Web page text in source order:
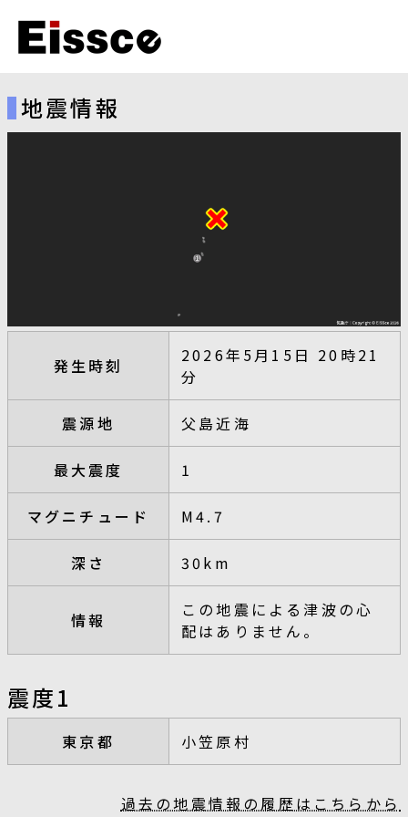
地震情報
発生時刻
2026年5月15日 20時21
分
震源地 父島近海
最大震度 1
マグニチュード M4.7
深さ 30km
情報
この地震による津波の心
配はありません。
震度1
東京都 小笠原村
過去の地震情報の履歴はこちらから